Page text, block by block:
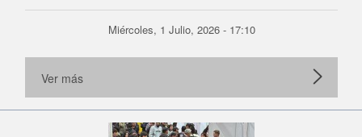
Miércoles, 1 Julio, 2026 - 17:10
Ver más